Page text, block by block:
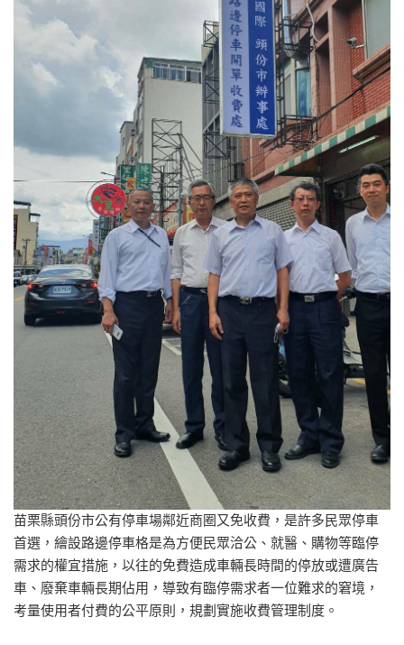
苗栗縣頭份市公有停車場鄰近商圈又免收費，是許多民眾停車
首選，繪設路邊停車格是為方便民眾洽公、就醫、購物等臨停
需求的權宜措施，以往的免費造成車輛長時間的停放或遭廣告
車、廢棄車輛長期佔用，導致有臨停需求者一位難求的窘境，
考量使用者付費的公平原則，規劃實施收費管理制度。